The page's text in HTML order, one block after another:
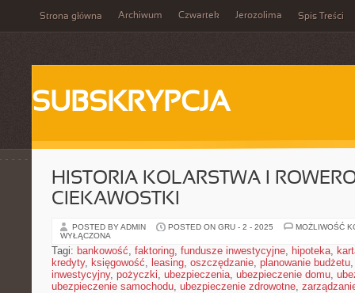
Strona główna Archiwum Czwartek Jerozolima Spis Treści
SUBSKRYPCJA
HISTORIA KOLARSTWA I
CIEKAWOSTKI
POSTED BY ADMIN POSTED ON GRU - 2 - 2025
MOŻLIWOŚĆ
WYŁĄCZONA
Tagi: bankowość, faktoring, fundusze inwestycyjne, hipoteka,
kredyty, księgowość, leasing, oszczędzanie, planowanie budżetu
inwestycyjny, pożyczki, ubezpieczenia, ubezpieczenie domu,
ubezpieczenie samochodu, ubezpieczenie zdrowotne,